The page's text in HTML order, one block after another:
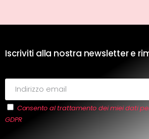
Iscriviti alla nostra newsletter e
Consento al trattamento dei miei dati
GDPR